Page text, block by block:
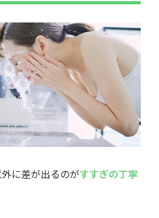
に差が出るのがすすぎの丁寧